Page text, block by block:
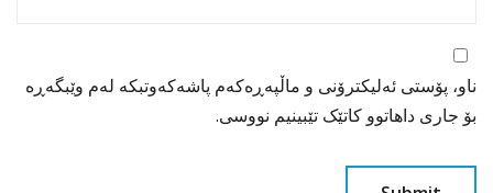
ناو، پۆستی ئەلیکترۆنی و ماڵپەڕەکەم پاشەکەوتبکە لەم وێبگەڕە
بۆ جاری داهاتوو کاتێک تێبینیم نووسی.